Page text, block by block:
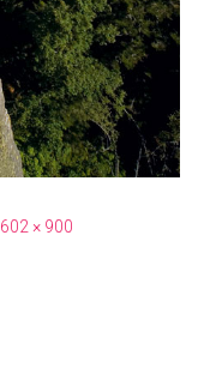
602 × 900